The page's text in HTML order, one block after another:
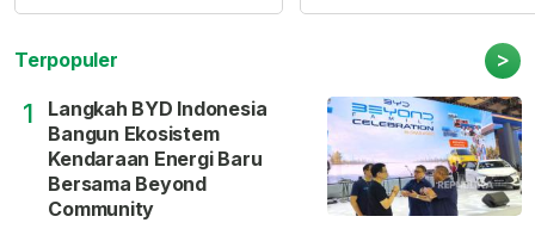
Terpopuler >
1
Langkah BYD Indonesia
Bangun Ekosistem
Kendaraan Energi Baru
Bersama Beyond
Community